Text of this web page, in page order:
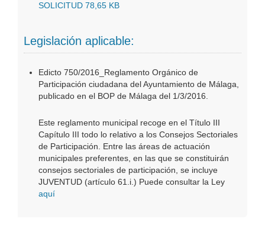
SOLICITUD 78,65 KB
Legislación aplicable:
Edicto 750/2016_Reglamento Orgánico de
Participación ciudadana del Ayuntamiento de Málaga,
publicado en el BOP de Málaga del 1/3/2016.
Este reglamento municipal recoge en el Título III
Capítulo III todo lo relativo a los Consejos Sectoriales
de Participación. Entre las áreas de actuación
municipales preferentes, en las que se constituirán
consejos sectoriales de participación, se incluye
JUVENTUD (artículo 61.i.) Puede consultar la Ley
aquí